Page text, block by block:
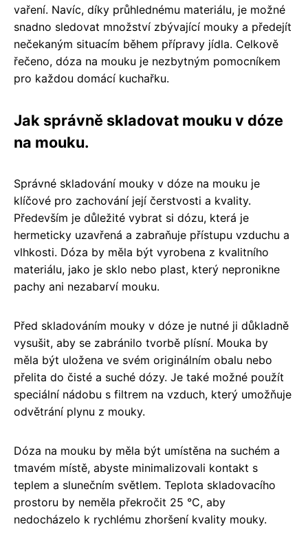
vaření. Navíc, díky průhlednému materiálu, je možné
snadno sledovat množství zbývající mouky a předejít
nečekaným situacím během přípravy jídla. Celkově
řečeno, dóza na mouku je nezbytným pomocníkem
pro každou domácí kuchařku.
Jak správně skladovat mouku v dóze
na mouku.
Správné skladování mouky v dóze na mouku je
klíčové pro zachování její čerstvosti a kvality.
Především je důležité vybrat si dózu, která je
hermeticky uzavřená a zabraňuje přístupu vzduchu a
vlhkosti. Dóza by měla být vyrobena z kvalitního
materiálu, jako je sklo nebo plast, který nepronikne
pachy ani nezabarví mouku.
Před skladováním mouky v dóze je nutné ji důkladně
vysušit, aby se zabránilo tvorbě plísní. Mouka by
měla být uložena ve svém originálním obalu nebo
přelita do čisté a suché dózy. Je také možné použít
speciální nádobu s filtrem na vzduch, který umožňuje
odvětrání plynu z mouky.
Dóza na mouku by měla být umístěna na suchém a
tmavém místě, abyste minimalizovali kontakt s
teplem a slunečním světlem. Teplota skladovacího
prostoru by neměla překročit 25 °C, aby
nedocházelo k rychlému zhoršení kvality mouky.